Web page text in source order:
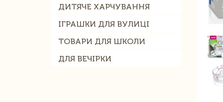
ДИТЯЧЕ ХАРЧУВАННЯ
ІГРАШКИ ДЛЯ ВУЛИЦІ
ТОВАРИ ДЛЯ ШКОЛИ
ДЛЯ ВЕЧІРКИ